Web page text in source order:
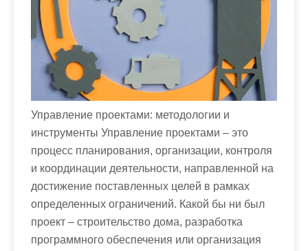
Управление проектами: методологии и
инструменты Управление проектами – это
процесс планирования, организации, контроля
и координации деятельности, направленной на
достижение поставленных целей в рамках
определенных ограничений. Какой бы ни был
проект – строительство дома, разработка
программного обеспечения или организация